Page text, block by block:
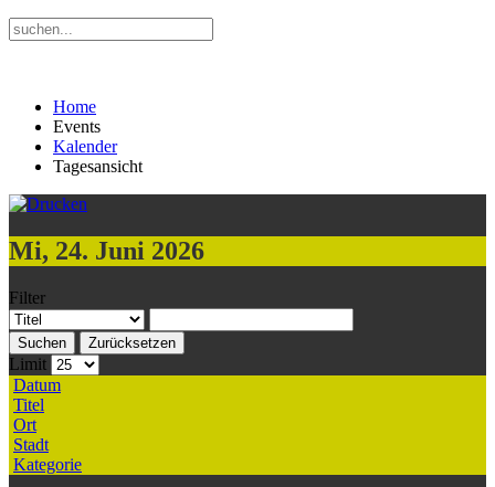
Home
Events
Kalender
Tagesansicht
Mi, 24. Juni 2026
Filter
Suchen Zurücksetzen
Limit
Datum
Titel
Ort
Stadt
Kategorie